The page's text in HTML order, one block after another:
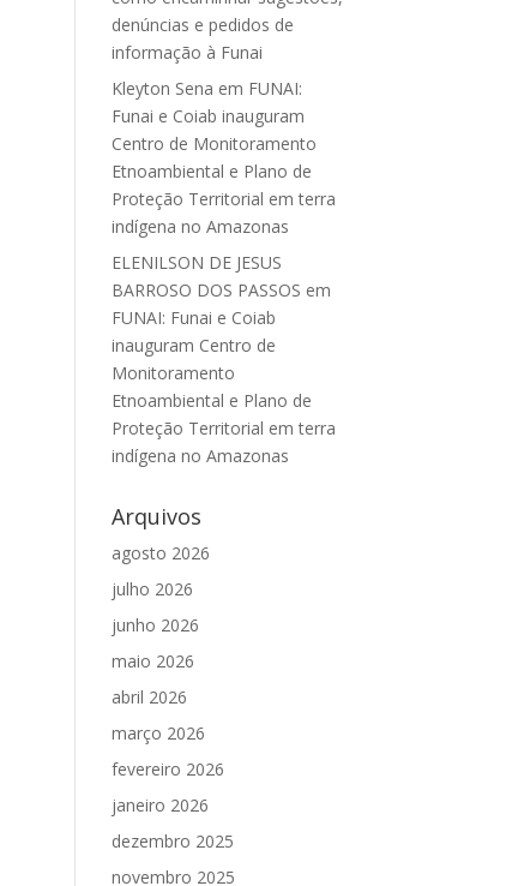
denúncias e pedidos de
informação à Funai
Kleyton Sena em FUNAI:
Funai e Coiab inauguram
Centro de Monitoramento
Etnoambiental e Plano de
Proteção Territorial em terra
indígena no Amazonas
ELENILSON DE JESUS
BARROSO DOS PASSOS em
FUNAI: Funai e Coiab
inauguram Centro de
Monitoramento
Etnoambiental e Plano de
Proteção Territorial em terra
indígena no Amazonas
Arquivos
agosto 2026
julho 2026
junho 2026
maio 2026
abril 2026
março 2026
fevereiro 2026
janeiro 2026
dezembro 2025
novembro 2025